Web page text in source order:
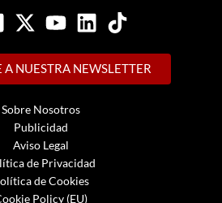
A NUESTRA NEWSLETTER
Sobre Nosotros
Publicidad
Aviso Legal
de Privacidad
de Cookies
Policy (EU)